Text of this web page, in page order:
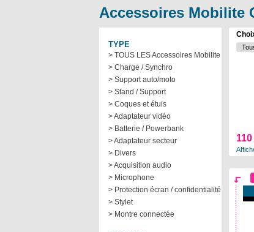
Accessoires Mobilite
TYPE
> TOUS LES Accessoires Mobilite
> Charge / Synchro
> Support auto/moto
> Stand / Support
> Coques et étuis
> Adaptateur vidéo
> Batterie / Powerbank
> Adaptateur secteur
> Divers
> Acquisition audio
> Microphone
> Protection écran / confidentialité
> Stylet
> Montre connectée
110